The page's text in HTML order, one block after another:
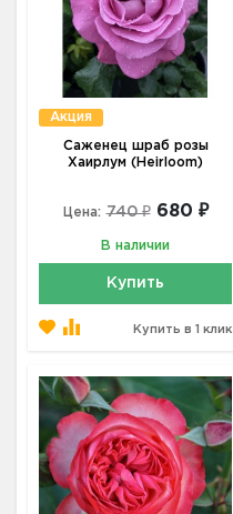
Акция
Саженец шраб розы
Хаирлум (Heirloom)
Цена: 740 ₽ 680 ₽
В наличии
Купить
Купить в 1 клик